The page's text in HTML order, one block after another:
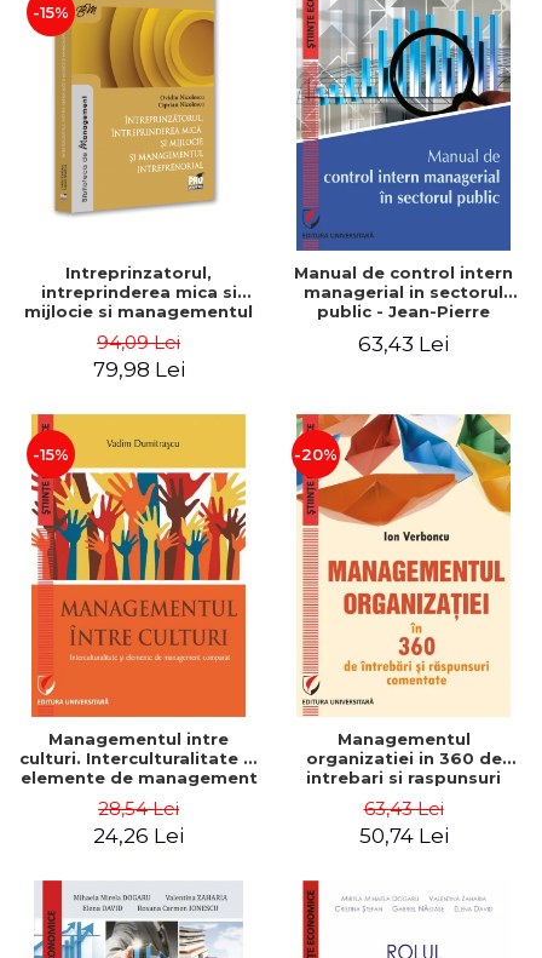
-15%
Intreprinzatorul,
intreprinderea mica si
mijlocie si managementul
Nicolescu, Ciprian
Nicolescu
94,09 Lei
79,98 Lei
Manual de control intern
managerial in sectorul
public - Jean-Pierre
63,43 Lei
-15%
Managementul intre
culturi. Interculturalitate si
elemente de management
Dumitrascu
28,54 Lei
24,26 Lei
-20%
Managementul
organizatiei in 360 de
intrebari si raspunsuri
63,43 Lei
50,74 Lei